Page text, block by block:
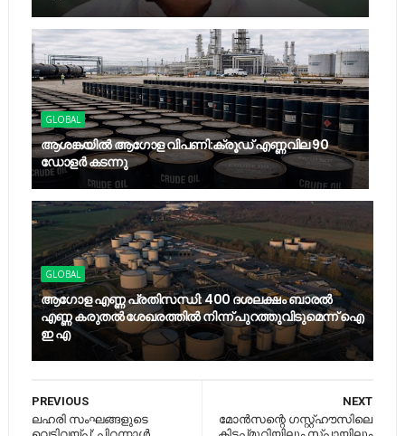
GLOBAL
ആശങ്കയിൽ ആഗോള വിപണി:ക്രൂഡ് എണ്ണവില 90
ഡോളർ കടന്നു
GLOBAL
ആഗോള എണ്ണ പ്രതിസന്ധി: 400 ദശലക്ഷം ബാരൽ
എണ്ണ കരുതൽ ശേഖരത്തിൽ നിന്ന് പുറത്തുവിടുമെന്ന് ഐ
ഇ എ
NEXT
മോന്‍സന്റെ ഗസ്റ്റ്ഹൗസിലെ
PREVIOUS
ലഹരി സംഘങ്ങളുടെ